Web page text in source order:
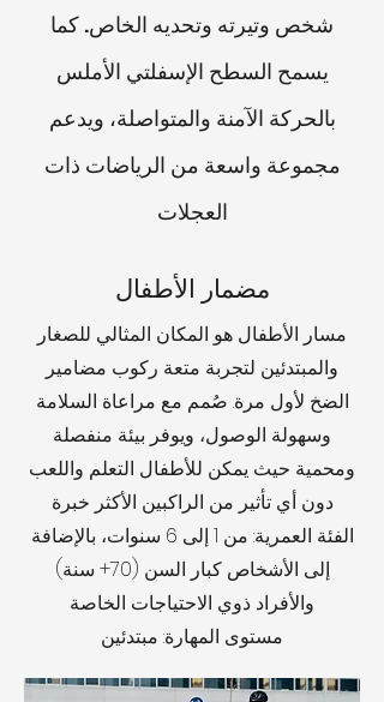
شخص وتيرته وتحديه الخاص. كما
يسمح السطح الإسفلتي الأملس
بالحركة الآمنة والمتواصلة، ويدعم
مجموعة واسعة من الرياضات ذات
العجلات
مضمار الأطفال
مسار الأطفال هو المكان المثالي للصغار
والمبتدئين لتجربة متعة ركوب مضامير
الضخ لأول مرة. صُمم مع مراعاة السلامة
وسهولة الوصول، ويوفر بيئة منفصلة
ومحمية حيث يمكن للأطفال التعلم واللعب
دون أي تأثير من الراكبين الأكثر خبرة
الفئة العمرية: من 1 إلى 6 سنوات، بالإضافة
إلى الأشخاص كبار السن (70+ سنة)
والأفراد ذوي الاحتياجات الخاصة
مستوى المهارة: مبتدئين